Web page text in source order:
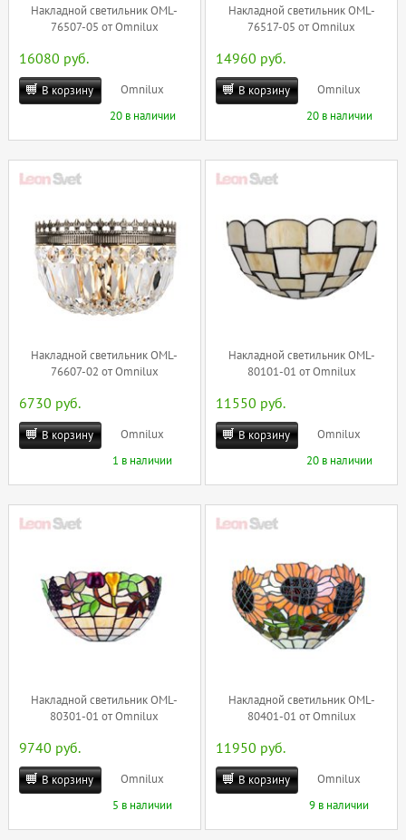
Накладной светильник OML-
76507-05 от Omnilux
16080 руб.
В корзину
Omnilux
20 в наличии
Накладной светильник OML-
76517-05 от Omnilux
14960 руб.
В корзину
Omnilux
20 в наличии
Накладной светильник OML-
76607-02 от Omnilux
6730 руб.
В корзину
Omnilux
1 в наличии
Накладной светильник OML-
80101-01 от Omnilux
11550 руб.
В корзину
Omnilux
20 в наличии
Накладной светильник OML-
80301-01 от Omnilux
9740 руб.
В корзину
Omnilux
5 в наличии
Накладной светильник OML-
80401-01 от Omnilux
11950 руб.
В корзину
Omnilux
9 в наличии